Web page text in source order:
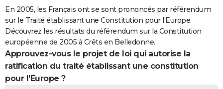
FORUM
Bricolage
Lifestyle
Culture
Sport
Auto
Television
Voyage
Cinema
En 2005, les Français ont se sont prononcés par référendum
sur le Traité établissant une Constitution pour l'Europe.
Découvrez les résultats du référendum sur la Constitution
européenne de 2005 à Crêts en Belledonne.
Approuvez-vous le projet de loi qui autorise la
ratification du traité établissant une constitution
pour l'Europe ?